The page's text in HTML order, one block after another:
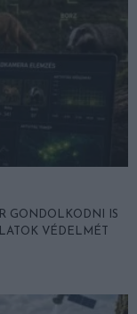
GONDOLKODNI IS
VÉDELMÉT